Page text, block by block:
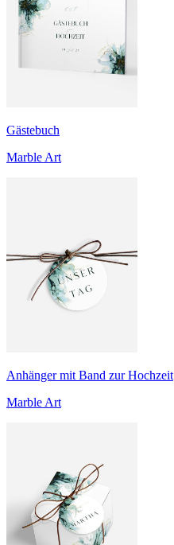
Gästebuch
Marble Art
Anhänger mit Band zur Hochzeit
Marble Art